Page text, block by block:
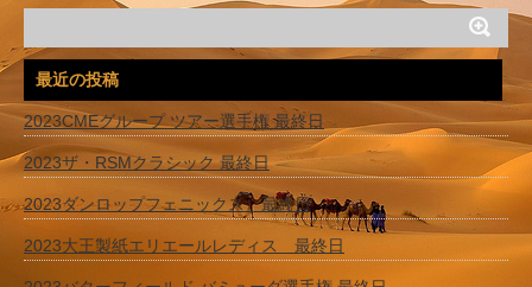
最近の投稿
2023CMEグループ ツアー選手権 最終日
2023ザ・RSMクラシック 最終日
2023ダンロップフェニックス 最終日
2023大王製紙エリエールレディス 最終日